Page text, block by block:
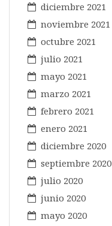
diciembre 2021
noviembre 2021
octubre 2021
julio 2021
mayo 2021
marzo 2021
febrero 2021
enero 2021
diciembre 2020
septiembre 2020
julio 2020
junio 2020
mayo 2020